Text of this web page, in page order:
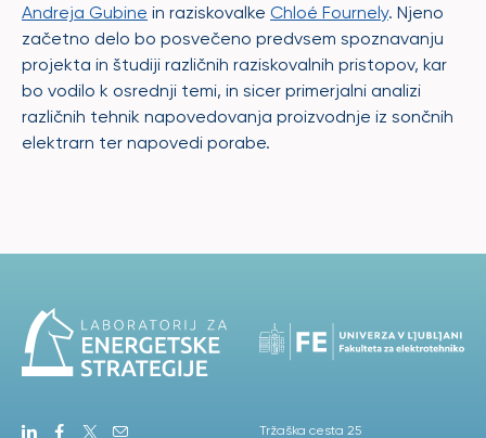
Andreja Gubine in raziskovalke Chloé Fournely. Njeno
začetno delo bo posvečeno predvsem spoznavanju
projekta in študiji različnih raziskovalnih pristopov, kar
bo vodilo k osrednji temi, in sicer primerjalni analizi
različnih tehnik napovedovanja proizvodnje iz sončnih
elektrarn ter napovedi porabe.
Tržaška cesta 25